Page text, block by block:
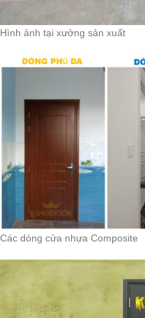
Hình ảnh tại xưởng sản xuất
Các dòng cửa nhựa Composite